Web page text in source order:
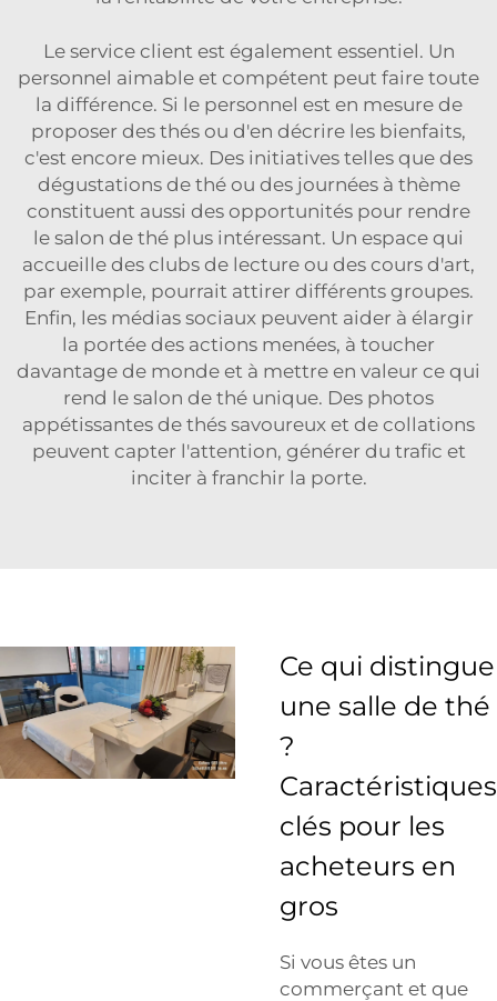
Le service client est également essentiel. Un
personnel aimable et compétent peut faire toute
la différence. Si le personnel est en mesure de
proposer des thés ou d'en décrire les bienfaits,
c'est encore mieux. Des initiatives telles que des
dégustations de thé ou des journées à thème
constituent aussi des opportunités pour rendre
le salon de thé plus intéressant. Un espace qui
accueille des clubs de lecture ou des cours d'art,
par exemple, pourrait attirer différents groupes.
Enfin, les médias sociaux peuvent aider à élargir
la portée des actions menées, à toucher
davantage de monde et à mettre en valeur ce qui
rend le salon de thé unique. Des photos
appétissantes de thés savoureux et de collations
peuvent capter l'attention, générer du trafic et
inciter à franchir la porte.
Ce qui distingue
une salle de thé
?
Caractéristiques
clés pour les
acheteurs en
gros
Si vous êtes un
commerçant et que